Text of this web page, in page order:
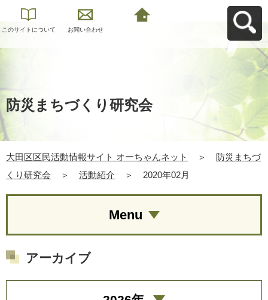
このサイトについて お問い合わせ
防災まちづくり研究会
大田区区民活動情報サイト オーちゃんネット ＞
防災まちづ
くり研究会
＞ 活動紹介 ＞ 2020年02月
Menu
アーカイブ